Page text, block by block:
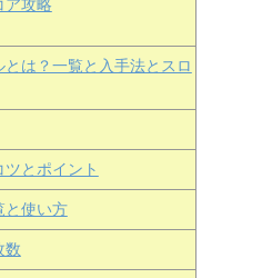
ア攻略
は？一覧と入手法とスロ
とポイント
と使い方
数